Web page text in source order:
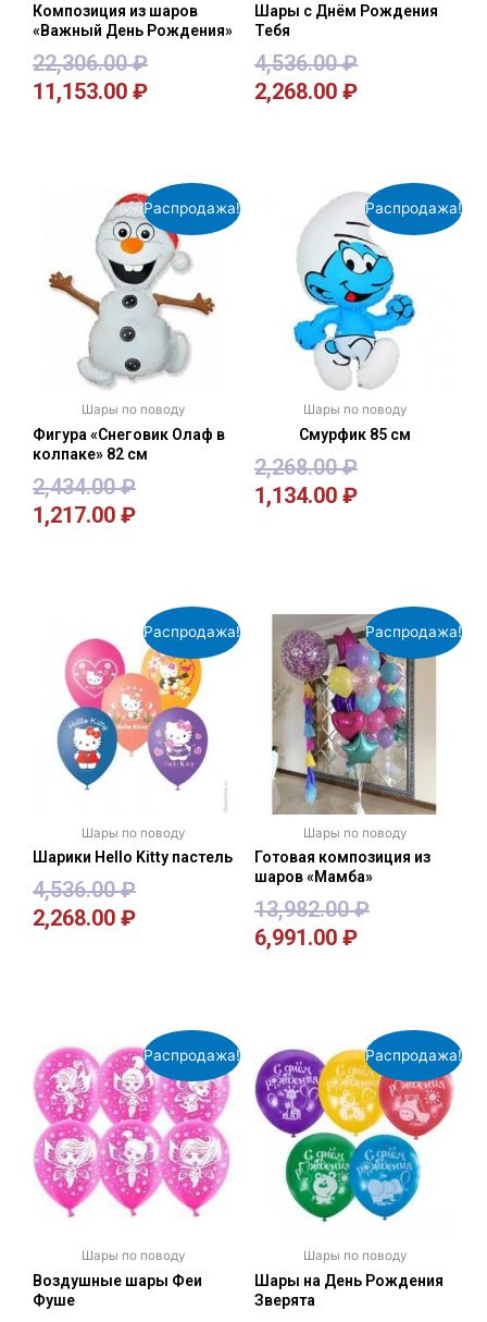
Композиция из шаров
«Важный День Рождения»
22,306.00₽
11,153.00 ₽
Шары с Днём Рождения
Тебя
4,536.00₽
2,268.00 ₽
Распродажа!
Шары по поводу
Фигура «Снеговик Олаф в
колпаке» 82 см
2,434.00₽
1,217.00 ₽
Распродажа!
Шары по поводу
Смурфик 85 см
2,268.00₽
1,134.00 ₽
Распродажа!
Шары по поводу
Шарики Hello Kitty пастель
4,536.00₽
2,268.00 ₽
Распродажа!
Шары по поводу
Готовая композиция из
шаров «Мамба»
13,982.00₽
6,991.00 ₽
Распродажа!
Шары по поводу
Воздушные шары Феи
Фуше
Распродажа!
Шары по поводу
Шары на День Рождения
Зверята